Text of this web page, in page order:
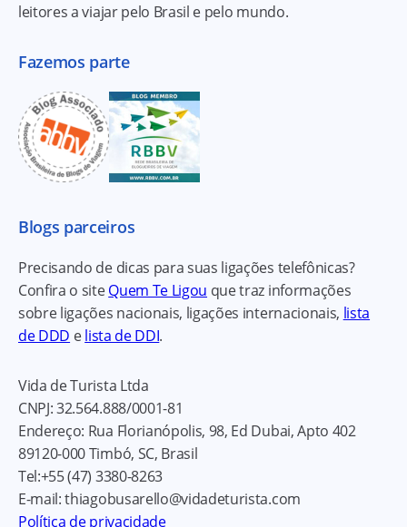
leitores a viajar pelo Brasil e pelo mundo.
Fazemos parte
Blogs parceiros
Precisando de dicas para suas ligações telefônicas?
Confira o siteQuem Te Ligou que traz informações
sobre ligações nacionais, ligações internacionais, lista
de DDD elista de DDI.
Vida de Turista Ltda
CNPJ:32.564.888/0001-81
Endereço: Rua Florianópolis, 98, Ed Dubai, Apto 402
89120-000Timbó, SC, Brasil
Tel:+55 (47) 3380-8263
E-mail:thiagobusarello@vidadeturista.com
Política de privacidade